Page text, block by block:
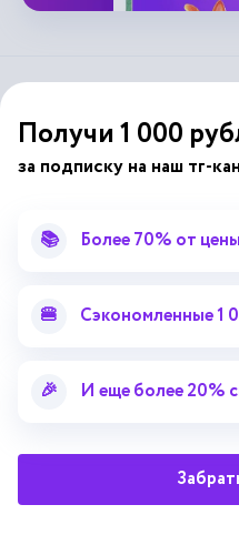
отавтор24
Подписывайся на наши соц.
Методические указания
Статьи от экспертов
Работа для преподавателей
Работа для репетиторов
Получи 1 000
за подписку на наш тг-
📚 Более 70% от
🍔 Сэкономленные 1
🎉 И еще более 20%